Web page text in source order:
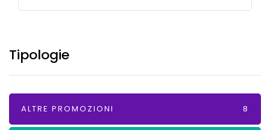
Tipologie
ALTRE PROMOZIONI 8